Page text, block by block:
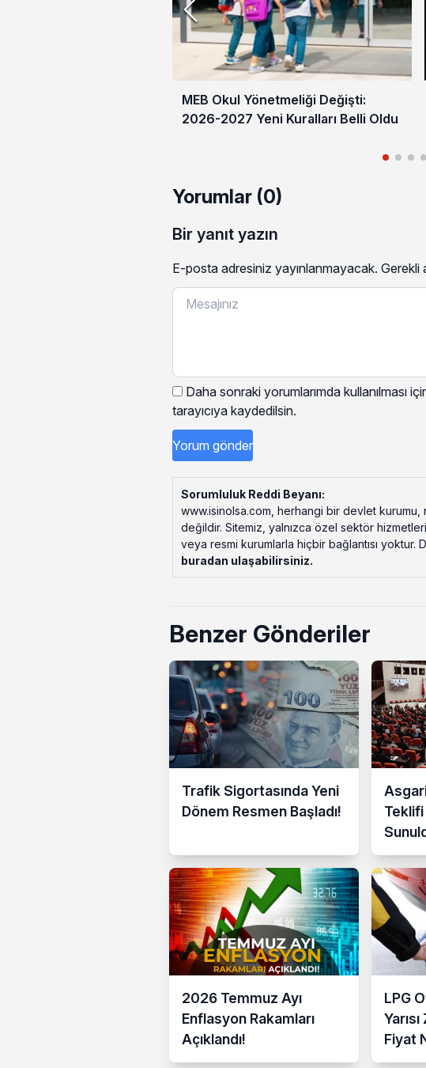
MEB Okul Yönetmeliği Değişti:
2026-2027 Yeni Kuralları Belli Oldu
Yorumlar (0)
Bir yanıt yazın
E-posta adresiniz yayınlanmayacak. Gerekli
Daha sonraki yorumlarımda kullanılması
tarayıcıya kaydedilsin.
Sorumluluk Reddi Beyanı:
www.isinolsa.com, herhangi bir devlet kurumu,
değildir. Sitemiz, yalnızca özel sektör
veya resmi kurumlarla hiçbir bağlantısı yoktur.
buradan ulaşabilirsiniz.
Benzer Gönderiler
Trafik Sigortasında Yeni
Dönem Resmen Başladı!
Teklifi
2026 Temmuz Ayı
Enflasyon Rakamları
Açıklandı!
LPG
Fiyat